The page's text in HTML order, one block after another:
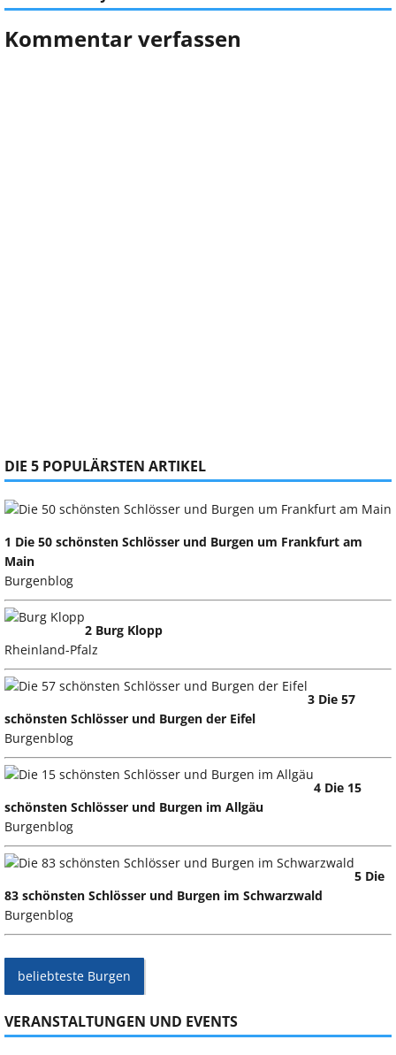
Kommentar verfassen
DIE 5 POPULÄRSTEN ARTIKEL
1 Die 50 schönsten Schlösser und Burgen um Frankfurt am
Main
Burgenblog
2 Burg Klopp
Rheinland-Pfalz
3 Die 57
schönsten Schlösser und Burgen der Eifel
Burgenblog
4 Die 15
schönsten Schlösser und Burgen im Allgäu
Burgenblog
5 Die
83 schönsten Schlösser und Burgen im Schwarzwald
Burgenblog
beliebteste Burgen
VERANSTALTUNGEN UND EVENTS